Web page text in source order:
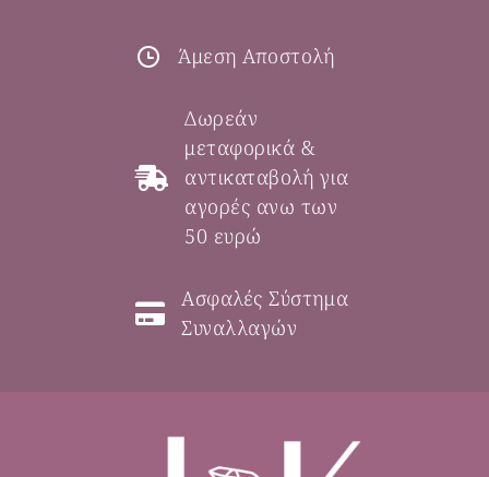
Άμεση Αποστολή
Δωρεάν
μεταφορικά &
αντικαταβολή για
αγορές ανω των
50 ευρώ
Ασφαλές Σύστημα
Συναλλαγών